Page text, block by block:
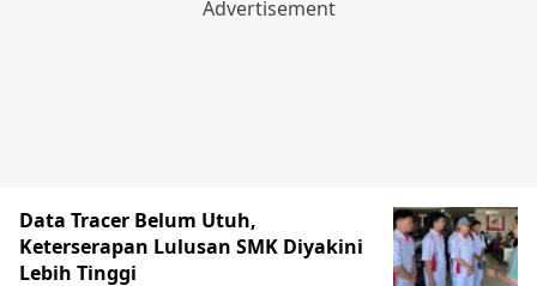
Data Tracer Belum Utuh,
Keterserapan Lulusan SMK Diyakini
Lebih Tinggi